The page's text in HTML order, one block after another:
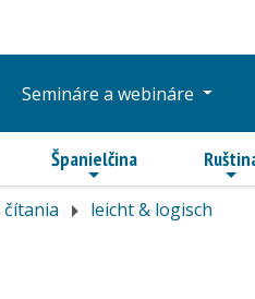
Semináre a webináre
Španielčina
čítania leicht & logisch